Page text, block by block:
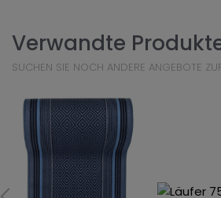
Verwandte
SUCHEN SIE NOCH ANDERE ANGEBOTE